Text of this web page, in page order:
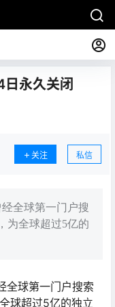
永久关闭
关注 私信
全球第一门户搜
为全球超过5亿的
全球第一门户搜索
球超过5亿的独立